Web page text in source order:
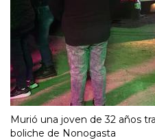
Murió una joven de 32 años
boliche de Nonogasta